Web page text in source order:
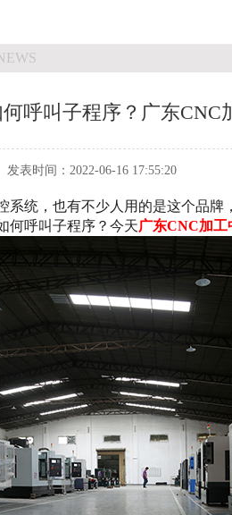
呼叫子程序？广东CNC
发表时间： 2022-06-16 17:55:20
系统，也有不少人用的是这个品
何呼叫子程序？ 今天广东CNC加工